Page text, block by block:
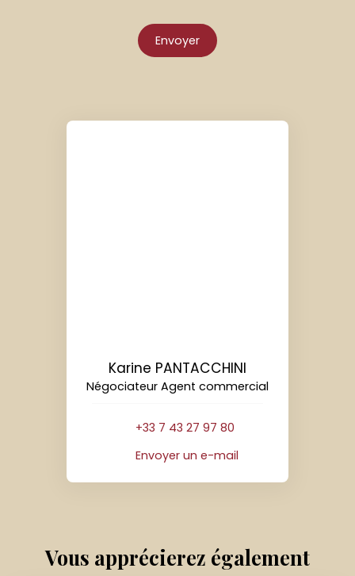
Envoyer
Karine PANTACCHINI
Négociateur Agent commercial
+33 7 43 27 97 80
Envoyer un e-mail
Vous apprécierez également